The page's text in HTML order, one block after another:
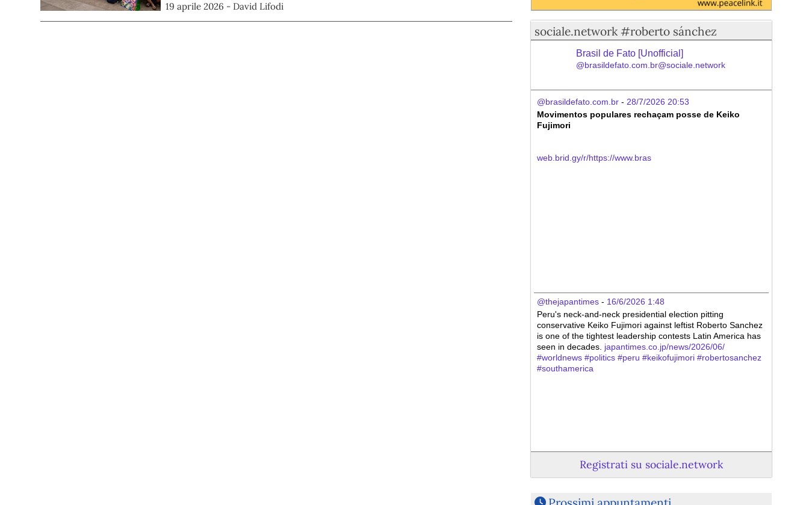
19 aprile 2026 - David Lifodi
sociale.network #roberto sánchez
Brasil de Fato [Unofficial]
@brasildefato.com.br@sociale.network
@brasildefato.com.br - 28/7/2026 20:53
Movimentos populares rechaçam posse de Keiko
Fujimori
web.brid.gy/r/https://www.bras
@thejapantimes - 16/6/2026 1:48
Peru's neck-and-neck presidential election pitting
conservative Keiko Fujimori against leftist Roberto Sanchez
is one of the tightest leadership contests Latin America has
seen in decades. japantimes.co.jp/news/2026/06/
#worldnews #politics #peru #keikofujimori #robertosanchez
#southamerica
Registrati su sociale.network